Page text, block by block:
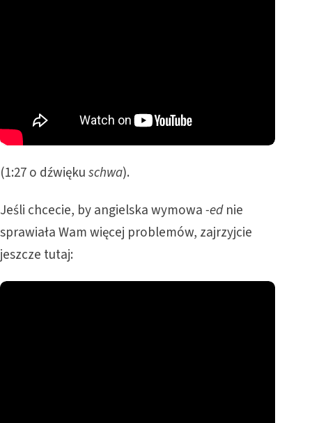
(1:27 o dźwiękuschwa).
Jeśli chcecie, by angielska wymowa-ednie
sprawiała Wam więcej problemów, zajrzyjcie
jeszcze tutaj: